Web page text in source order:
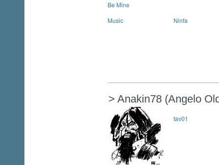
Be Mine
Music Ninfa
> Anakin78 (Angelo
tav01